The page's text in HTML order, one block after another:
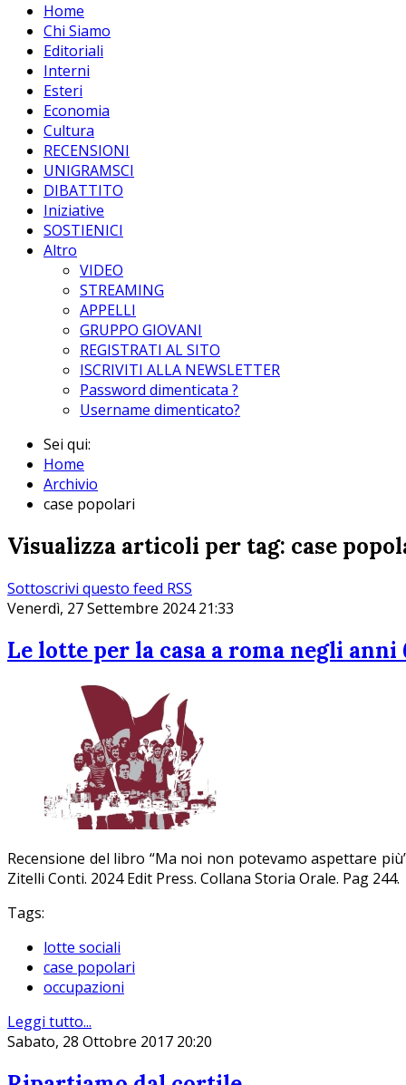
Home
Chi Siamo
Editoriali
Interni
Esteri
Economia
Cultura
RECENSIONI
UNIGRAMSCI
DIBATTITO
Iniziative
SOSTIENICI
Altro
VIDEO
STREAMING
APPELLI
GRUPPO GIOVANI
REGISTRATI AL SITO
ISCRIVITI ALLA NEWSLETTER
Password dimenticata ?
Username dimenticato?
Sei qui:
Home
Archivio
case popolari
Visualizza articoli per tag: case
Sottoscrivi questo feed RSS
Venerdì, 27 Settembre 2024 21:33
Le lotte per la casa a roma negli anni
Recensione del libro “Ma noi non potevamo aspettare
Zitelli Conti. 2024 Edit Press. Collana Storia Orale. Pag 244.
Tags:
lotte sociali
case popolari
occupazioni
Leggi tutto...
Sabato, 28 Ottobre 2017 20:20